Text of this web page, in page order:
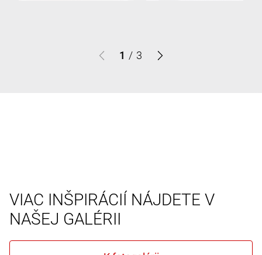
1 / 3
VIAC INŠPIRÁCIÍ NÁJDETE V
NAŠEJ GALÉRII